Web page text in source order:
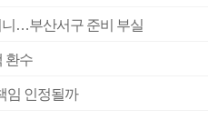
…부산서구 준비 부실
환수
임 인정될까